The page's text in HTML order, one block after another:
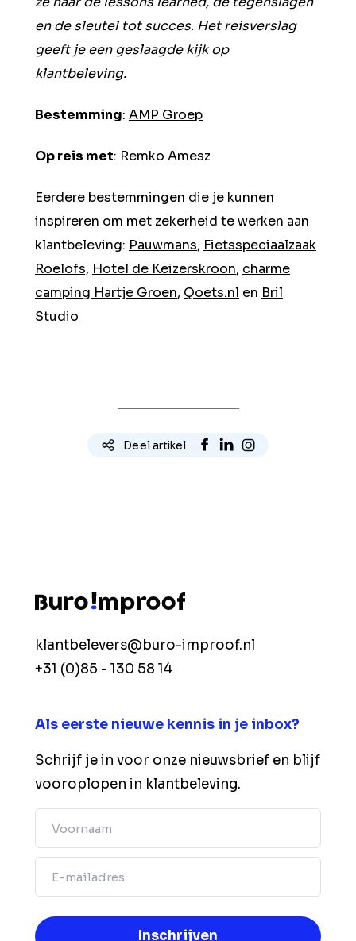
en de sleutel tot succes. Het reisverslag
geeft je een geslaagde kijk op
klantbeleving.
Bestemming: AMP Groep
Op reis met: Remko Amesz
Eerdere bestemmingen die je kunnen
inspireren om met zekerheid te werken aan
klantbeleving: Pauwmans, Fietsspeciaalzaak
Roelofs, Hotel de Keizerskroon, charme
camping Hartje Groen, Qoets.nl en Bril
Studio
Deel artikel
klantbelevers@buro-improof.nl
+31 (0)85 - 130 58 14
Als eerste nieuwe kennis in je inbox?
Schrijf je in voor onze nieuwsbrief en blijf
vooroplopen in klantbeleving.